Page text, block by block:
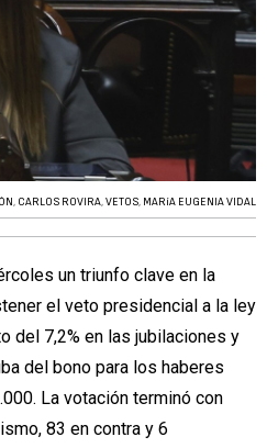
, CARLOS ROVIRA,VETOS, MARíA EUGENIA VIDAL
un triunfo clave en la
el veto presidencial a la ley
del 7,2% en las jubilaciones y
del bono para los haberes
La votación terminó con
83 en contra y 6